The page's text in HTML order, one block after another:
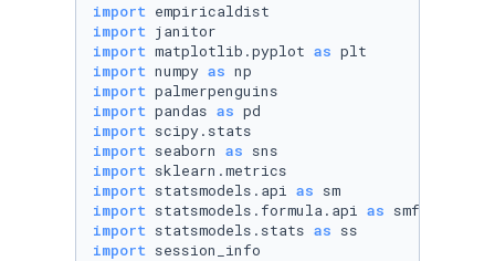
import
import
import matplotlib.pyplot as
import numpy as
import
import pandas as
import
import seaborn as
import
import statsmodels.api as
import statsmodels.formula.api as
import statsmodels.stats as
import session_info